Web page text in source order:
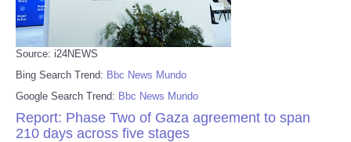
Source: i24NEWS
Bing Search Trend: Bbc News Mundo
Google Search Trend: Bbc News Mundo
Report: Phase Two of Gaza agreement to span
210 days across five stages